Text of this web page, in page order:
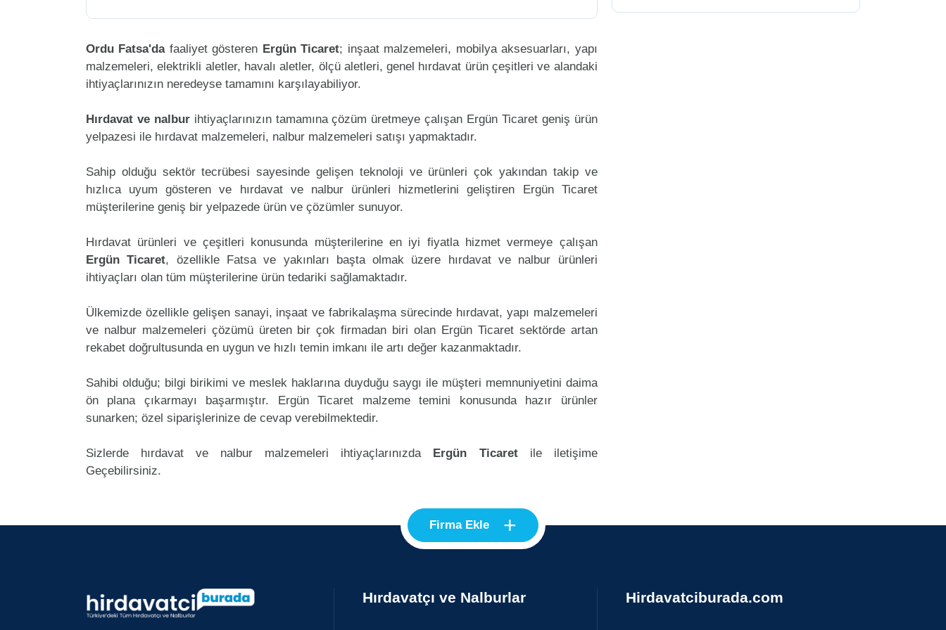
Ordu Fatsa'dafaaliyet gösteren Ergün Ticaret; inşaat malzemeleri, mobilya aksesuarları, yapı
malzemeleri, elektrikli aletler, havalı aletler, ölçü aletleri, genel hırdavat ürün çeşitleri ve alandaki
ihtiyaçlarınızın neredeyse tamamını karşılayabiliyor.
Hırdavat ve nalburihtiyaçlarınızın tamamına çözüm üretmeye çalışan Ergün Ticaret geniş ürün
yelpazesi ile hırdavat malzemeleri, nalbur malzemeleri satışı yapmaktadır.
Sahip olduğu sektör tecrübesi sayesinde gelişen teknoloji ve ürünleri çok yakından takip ve
hızlıca uyum gösteren ve hırdavat ve nalbur ürünleri hizmetlerini geliştiren Ergün Ticaret
müşterilerine geniş bir yelpazede ürün ve çözümler sunuyor.
Hırdavat ürünleri ve çeşitleri konusunda müşterilerine en iyi fiyatla hizmet vermeye çalışan
Ergün Ticaret, özellikle Fatsa ve yakınları başta olmak üzere hırdavat ve nalbur ürünleri
ihtiyaçları olan tüm müşterilerine ürün tedariki sağlamaktadır.
Ülkemizde özellikle gelişen sanayi, inşaat ve fabrikalaşma sürecinde hırdavat, yapı malzemeleri
ve nalbur malzemeleri çözümü üreten bir çok firmadan biri olan Ergün Ticaret sektörde artan
rekabet doğrultusunda en uygun ve hızlı temin imkanı ile artı değer kazanmaktadır.
Sahibi olduğu; bilgi birikimi ve meslek haklarına duyduğu saygı ile müşteri memnuniyetini daima
ön plana çıkarmayı başarmıştır. Ergün Ticaret malzeme temini konusunda hazır ürünler
sunarken; özel siparişlerinize de cevap verebilmektedir.
Sizlerde hırdavat ve nalbur malzemeleri ihtiyaçlarınızda Ergün Ticaretile iletişime
Geçebilirsiniz.
Firma Ekle +
Hırdavatçı ve Nalburlar Hirdavatciburada.com